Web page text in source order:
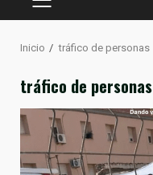
MENÚ
Inicio tráfico de personas
tráfico de personas